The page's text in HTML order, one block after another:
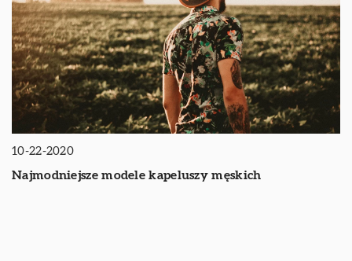
10-22-2020
Najmodniejsze modele kapeluszy męskich